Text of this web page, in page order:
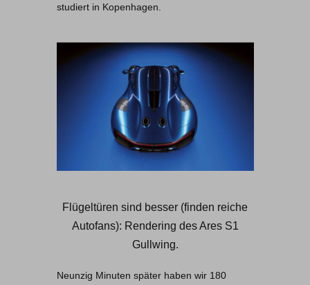
studiert in Kopenhagen.
Flügeltüren sind besser (finden reiche
Autofans): Rendering des Ares S1
Gullwing.
Neunzig Minuten später haben wir 180